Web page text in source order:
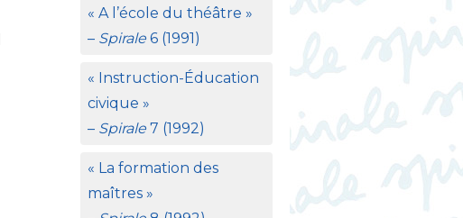
« A l’école du théâtre »
– Spirale6 (1991)
« Instruction-Éducation
civique »
– Spirale7 (1992)
« La formation des
maîtres »